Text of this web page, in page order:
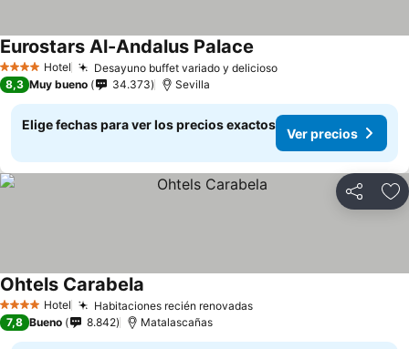
4 EstrellasHotel Desayuno buffet variado y deliciosoVer precios
Eurostars Al-Andalus Palace
8,3 Muy bueno 34.373 Sevilla
Elige fechas para ver los precios exactos
Ver precios
Compartir
4 EstrellasHotel Habitaciones recién renovadasVer precios
Ohtels Carabela
7,8 Bueno 8.842 Matalascañas